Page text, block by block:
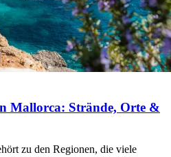
Mallorca: Strände, Orte &
zu den Regionen, die viele